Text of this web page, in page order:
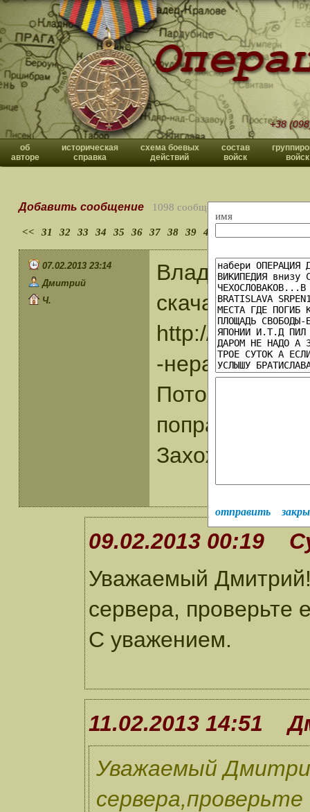
+38
об
авторе
историческая
справка
схема боевых
действий
состав
войск
войск
имя
отправить
Добавить сообщение 1098 сообщений
<< 31 32 33 34 35 36 37 38 39 40
07.02.2013 23:14
Дмитрий
Ч.
Владислав
скачать книгу
http://
-нерабочая!
Потому
поправить?
Захожу из
09.02.2013 00:19
Уважаемый
сервера, проверьте
С уважением.
11.02.2013 14:51
Уважаемый